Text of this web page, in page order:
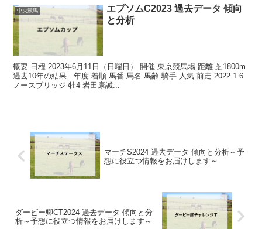
中央競馬
エプソムC2023 過去データ 傾向
と分析
概要 日程 2023年6月11日（日曜日） 開催 東京競馬場 距離 芝1800m
過去10年の結果 年度 着順 馬番 馬名 馬齢 騎手 人気 前走 2022 1 6
ノースブリッジ 牡4 岩田康誠...
マーチS2024 過去データ 傾向と分析～予
想に役立つ情報をお届けします～
ダービー卿CT2024 過去データ 傾向と分
析～予想に役立つ情報をお届けします～